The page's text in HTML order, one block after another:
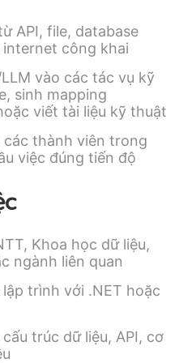
API, file, database
công khai
vào các tác vụ kỹ
sinh mapping
viết tài liệu kỹ thuật
thành viên trong
việc đúng tiến độ
Khoa học dữ liệu,
ngành liên quan
trình với .NET hoặc
trúc dữ liệu, API, cơ